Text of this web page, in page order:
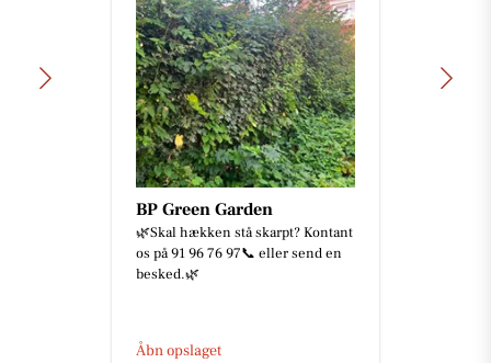
BP Green Garden
🌿Skal hækken stå skarpt? Kontant
os på 91 96 76 97📞 eller send en
besked.🌿
Åbn opslaget